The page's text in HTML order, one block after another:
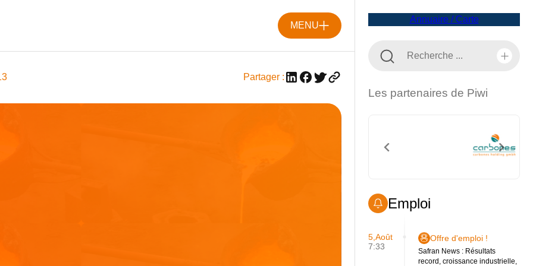
MENU
Partager :
Annuaire / Carte
Les partenaires de Piwi
Emploi
5,Août
7:33
Offre d'emploi !
Safran News : Résultats
record, croissance industrielle,